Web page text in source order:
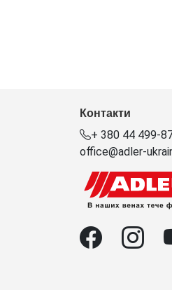
Контакти
+ 380 44 499-
office@adler-